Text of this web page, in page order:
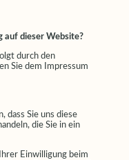
auf dieser Website?
durch den
Sie dem Impressum
dass Sie uns diese
die Sie in ein
Einwilligung beim